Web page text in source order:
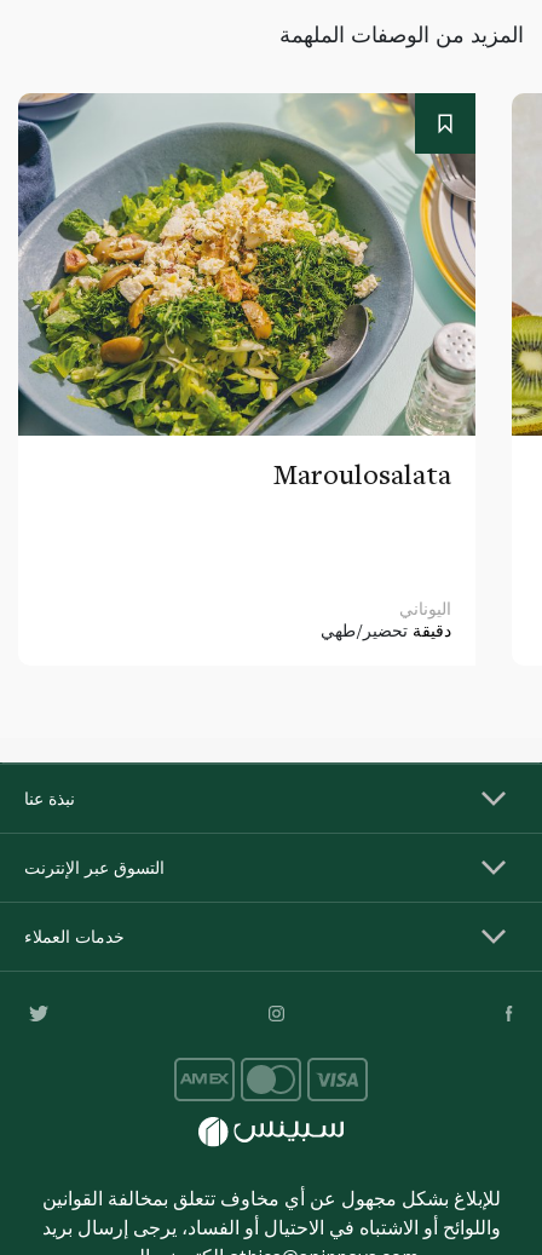
المزيد من الوصفات الملهمة
Maroulosalata
اليوناني
دقيقة تحضير/طهي
نبذة عنا
التسوق عبر الإنترنت
خدمات العملاء
للإبلاغ بشكل مجهول عن أي مخاوف تتعلق بمخالفة القوانين
واللوائح أو الاشتباه في الاحتيال أو الفساد، يرجى إرسال بريد